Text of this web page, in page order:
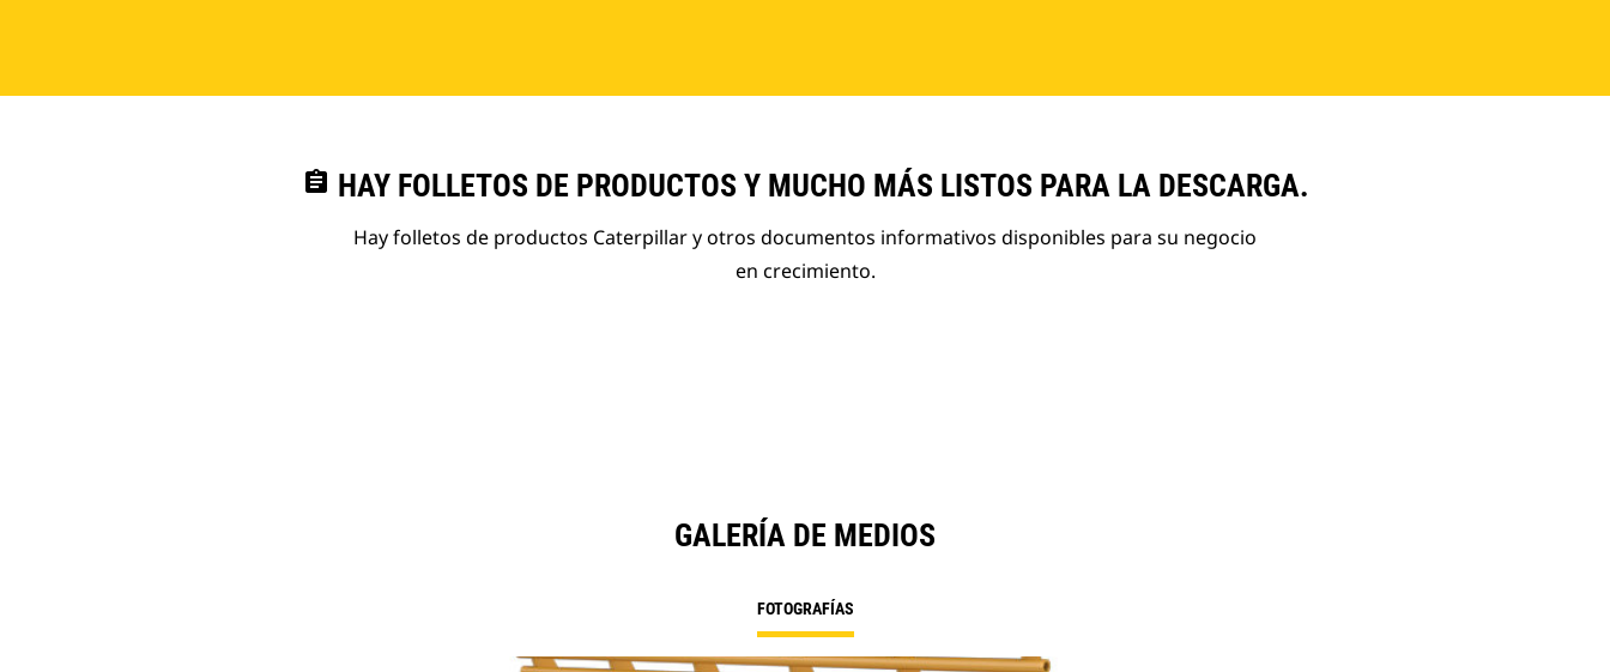
assignment HAY FOLLETOS DE PRODUCTOS Y MUCHO MÁS LISTOS PARA LA DESCARGA.
Hay folletos de productos Caterpillar y otros documentos informativos disponibles para su negocio
en crecimiento.
GALERÍA DE MEDIOS
FOTOGRAFÍAS